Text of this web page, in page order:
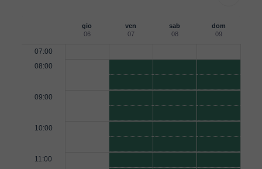
gio
06
ven
07
sab
08
dom
09
07:00
08:00
09:00
10:00
11:00